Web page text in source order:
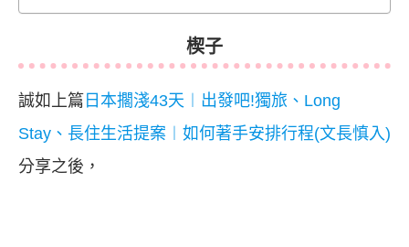
楔子
誠如上篇 日本擱淺43天︱出發吧!獨旅、Long
Stay、長住生活提案︱如何著手安排行程(文長慎入)
分享之後，